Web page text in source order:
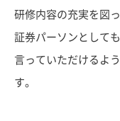
研修内容の充実を図
証券パーソンとして
言っていただけるよ
す。